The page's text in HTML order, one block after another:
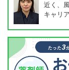
近く、
キャリ